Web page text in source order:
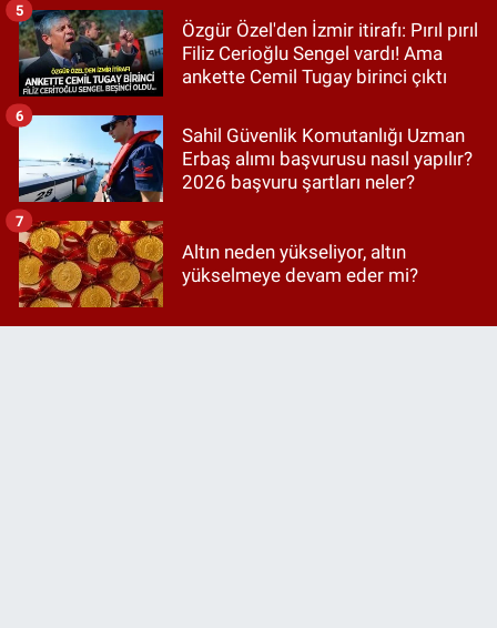
Özgür Özel'den İzmir itirafı: Pırıl pırıl
Filiz Cerioğlu Sengel vardı! Ama
ankette Cemil Tugay birinci çıktı
5
Sahil Güvenlik Komutanlığı Uzman
Erbaş alımı başvurusu nasıl yapılır?
2026 başvuru şartları neler?
6
Altın neden yükseliyor, altın
yükselmeye devam eder mi?
7